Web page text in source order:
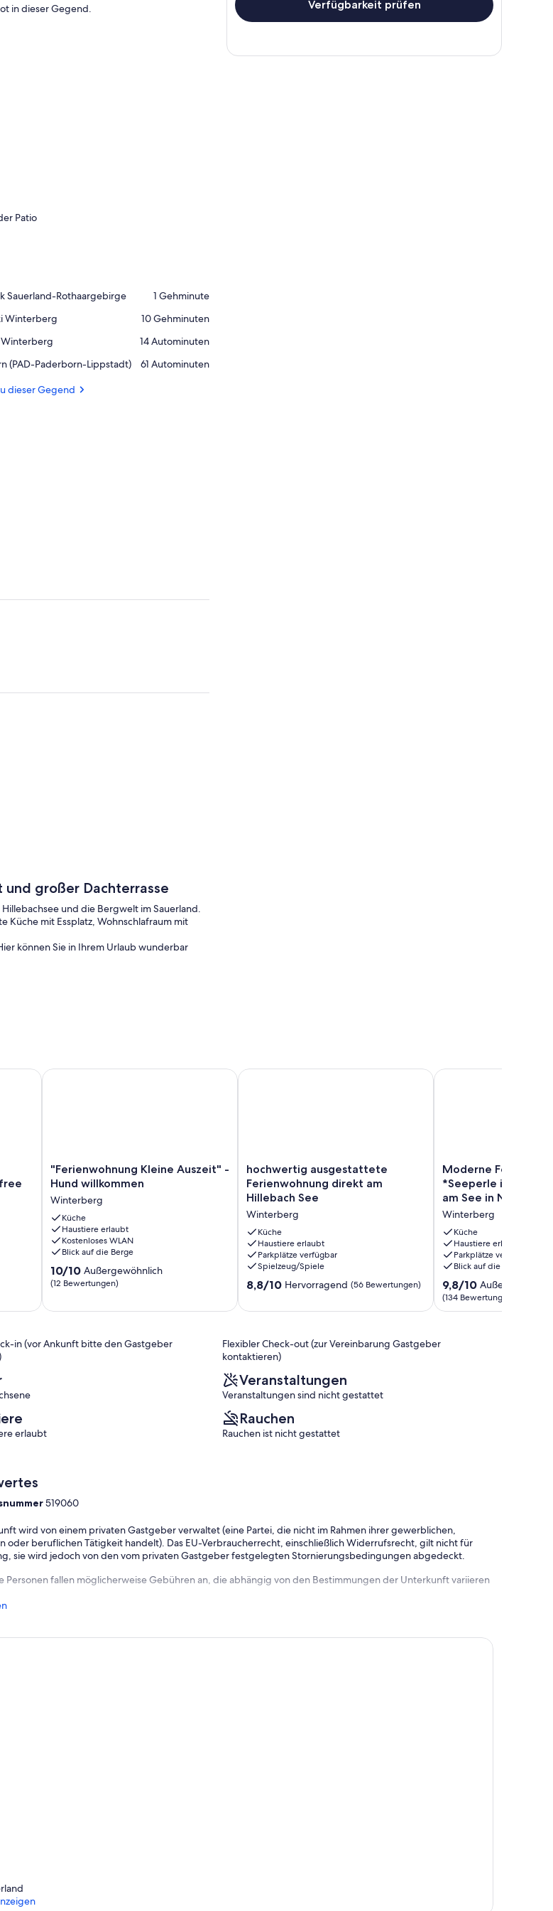
in dieser Gegend.
Patio
Sauerland-Rothaargebirge
‪1 Gehminute‬
Winterberg
‪10 Gehminuten‬
‪14 Autominuten‬
(PAD-Paderborn-Lippstadt)
‪61 Autominuten‬
dieser Gegend
und großer Dachterrasse
und die Bergwelt im Sauerland.
mit Essplatz, Wohnschlafraum mit
können Sie in Ihrem Urlaub wunderbar
Verfügbarkeit prüfen
Aussicht, WiFi free
"Ferienwohnung
Kleine
-
Hund
willkommen
Winterberg
"Ferienwohnung Kleine Auszeit" -
Hund willkommen
Winterberg
Küche
Haustiere erlaubt
Kostenloses WLAN
Blick auf die Berge
10.0
von
10/10 Außergewöhnlich
(12 Bewertungen)
"Ferienwohnung Kleine Auszeit" - Hund willkommen
hochwertig
ausgestattete
Ferienwohnung
direkt
am
Hillebach
See
Winterberg
hochwertig ausgestattete
Ferienwohnung direkt am
Hillebach See
Winterberg
Küche
Haustiere erlaubt
Parkplätze verfügbar
Spielzeug/Spiele
8.8
10,
Bewertungen)
8,8/10 Hervorragend (56 Bewertungen)
hochwertig ausgestattete Ferienwohnung direkt am
Moderne
Ferienwohnung
*Seeperle
in
Winterberg*
direkt
am
See
in
Niedersfeld
Winterberg
Moderne
*Seeperle in
am See in
Winterberg
Küche
Haustiere erlaubt
Parkplätze verfügbar
Blick auf die Berge
9.8
von
10,
9,8/10
(134 Bewertungen)
Moderne
in (vor Ankunft bitte den Gastgeber
Flexibler Check-out (zur Vereinbarung Gastgeber
kontaktieren)
Veranstaltungen
Veranstaltungen sind nicht gestattet
erlaubt
Rauchen
Rauchen ist nicht gestattet
519060
wird von einem privaten Gastgeber verwaltet (eine Partei, die nicht im Rahmen ihrer gewerblichen,
oder beruflichen Tätigkeit handelt). Das EU-Verbraucherrecht, einschließlich Widerrufsrecht, gilt nicht für
sie wird jedoch von den vom privaten Gastgeber festgelegten Stornierungsbedingungen abgedeckt.
Personen fallen möglicherweise Gebühren an, die abhängig von den Bestimmungen der Unterkunft variieren